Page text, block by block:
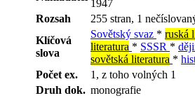
1947
Rozsah
255 stran, 1
Klíčová
slova
Sovětský svaz * ruská
literatura * SSSR *
sovětská literatura *
Počet ex.
1, z toho volných 1
Druh dok. monografie